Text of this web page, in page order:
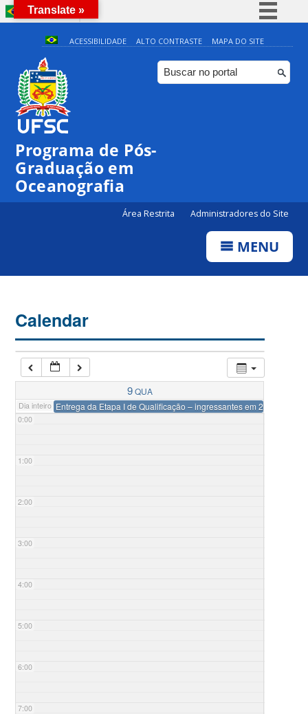
BRASIL
Simplifique!
Comunica BR
Participe
ACESSIBILIDADE ALTO CONTRASTE MAPA DO SITE
Programa de Pós-
Graduação em
Oceanografia
Área Restrita Administradores do Site
MENU
Calendar
9QUA
Dia inteiro Entrega da Etapa I de Qualificação – ingressantes em 2024-1
0:00
1:00
2:00
3:00
4:00
5:00
6:00
7:00
Translate »